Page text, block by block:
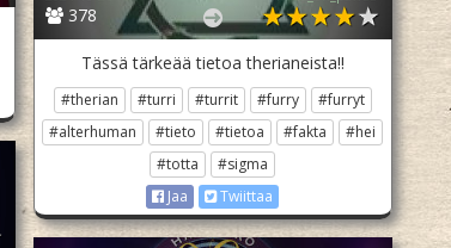
378
Tässä tärkeää tietoa therianeista!!
#therian #turri #turrit #furry
#furryt
#alterhuman
#tieto #tietoa #fakta
#hei
#totta
#sigma
Jaa
Twiittaa